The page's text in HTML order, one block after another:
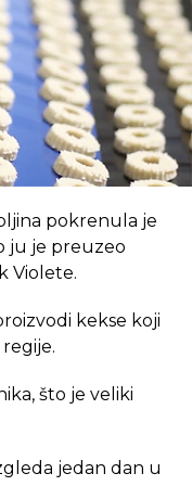
okruženi sličnim
i radnu
kućnom
umrežavanje i
kontakata i
postaje inkubator
pokrenula je
ju je preuzeo
Violete.
kekse koji
što je veliki
jedan dan u